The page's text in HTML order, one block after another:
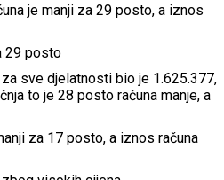
je manji za 29 posto, a iznos
29 posto
sve djelatnosti bio je 1.625.377,
to je 28 posto računa manje, a
za 17 posto, a iznos računa